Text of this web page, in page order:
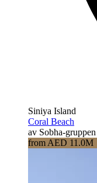
Siniya Island
Coral Beach
av Sobha-gruppen
from AED 11.0M